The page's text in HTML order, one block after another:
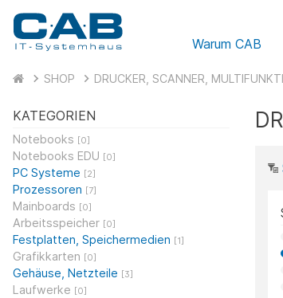
Warum CAB
SHOP DRUCKER, SCANNER,
KATEGORIEN
Notebooks [0]
Notebooks EDU [0]
PC Systeme [2]
Prozessoren [7]
Mainboards [0]
Arbeitsspeicher [0]
Festplatten, Speichermedien [1]
Grafikkarten [0]
Gehäuse, Netzteile [3]
Laufwerke [0]